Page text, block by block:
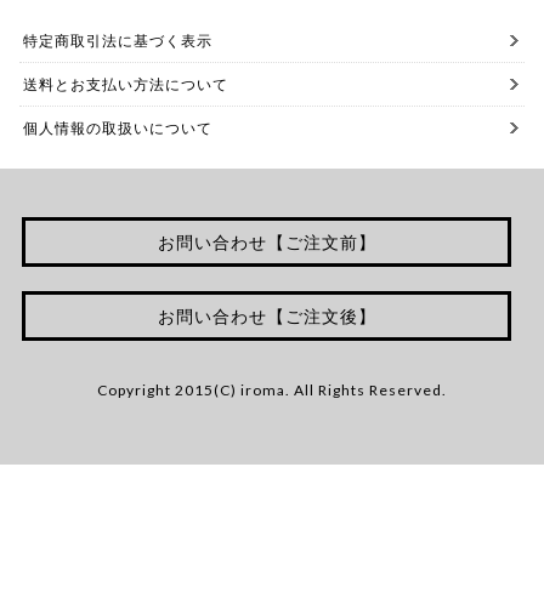
特定商取引法に基づく表示
送料とお支払い方法について
個人情報の取扱いについて
お問い合わせ【ご注文前】
お問い合わせ【ご注文後】
Copyright 2015(C) iroma. All Rights Reserved.